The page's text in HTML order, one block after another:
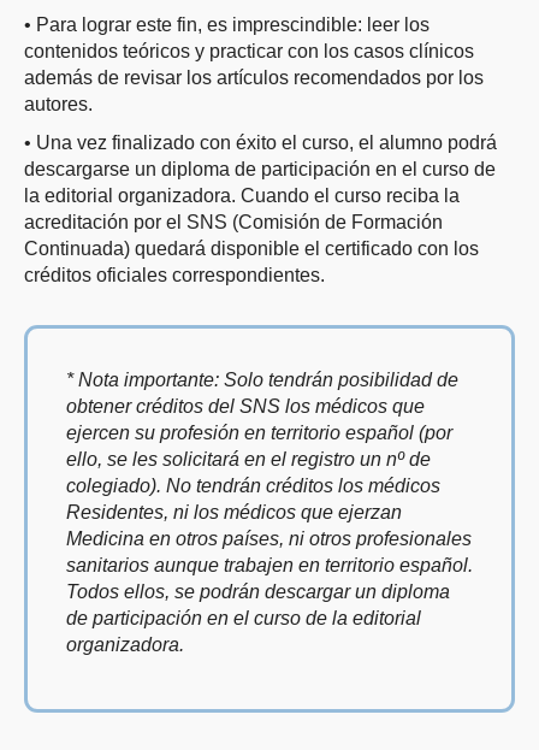
• Para lograr este fin, es imprescindible: leer los
contenidos teóricos y practicar con los casos clínicos
además de revisar los artículos recomendados por los
autores.
• Una vez finalizado con éxito el curso, el alumno podrá
descargarse un diploma de participación en el curso de
la editorial organizadora. Cuando el curso reciba la
acreditación por el SNS (Comisión de Formación
Continuada) quedará disponible el certificado con los
créditos oficiales correspondientes.
* Nota importante: Solo tendrán posibilidad de
obtener créditos del SNS los médicos que
ejercen su profesión en territorio español (por
ello, se les solicitará en el registro un nº de
colegiado). No tendrán créditos los médicos
Residentes, ni los médicos que ejerzan
Medicina en otros países, ni otros profesionales
sanitarios aunque trabajen en territorio español.
Todos ellos, se podrán descargar un diploma
de participación en el curso de la editorial
organizadora.